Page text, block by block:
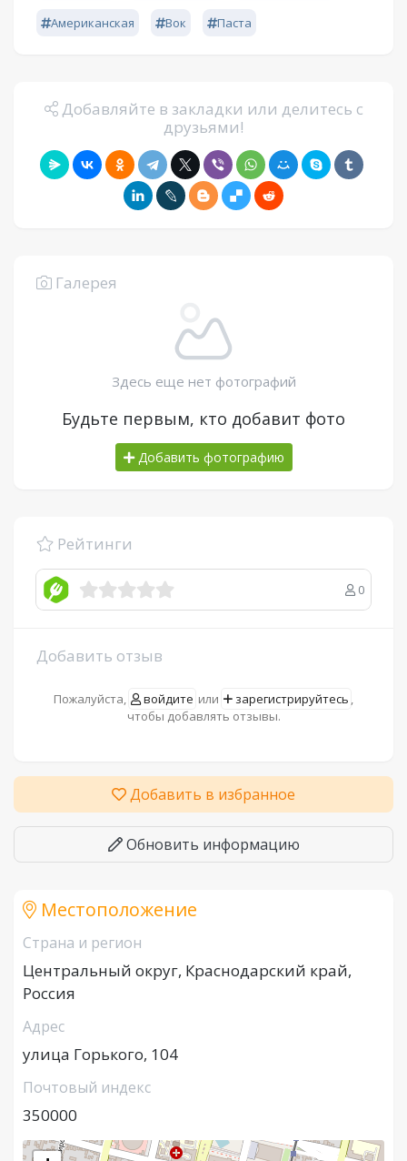
Американская Вок Паста
Добавляйте в закладки или делитесь с
друзьями!
Галерея
Здесь еще нет фотографий
Будьте первым, кто добавит фото
Добавить фотографию
Рейтинги
0
Добавить отзыв
Пожалуйста, войдите или зарегистрируйтесь ,
чтобы добавлять отзывы.
Добавить в избранное
Обновить информацию
Местоположение
Страна и регион
Центральный округ, Краснодарский край,
Россия
Адрес
улица Горького, 104
Почтовый индекс
350000